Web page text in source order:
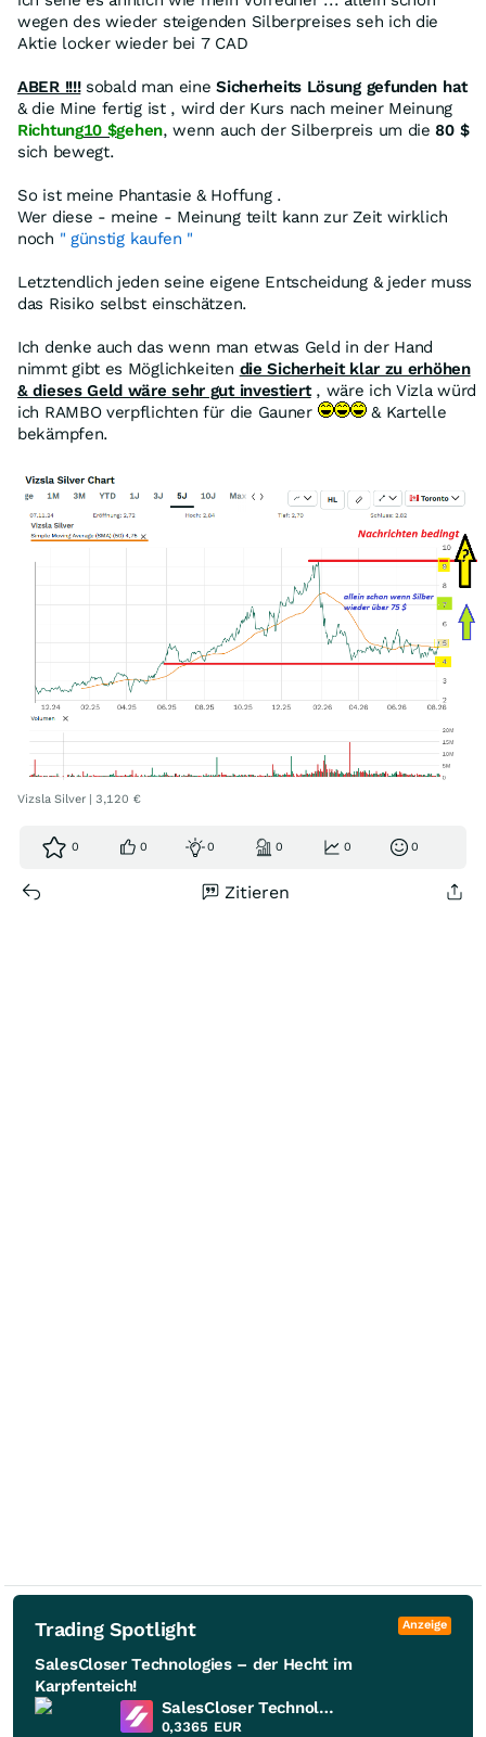
wegen des wieder steigenden Silberpreises seh ich die
Aktie locker wieder bei 7 CAD
ABER !!!!sobald man eineSicherheits Lösung gefunden hat
& die Mine fertig ist , wird der Kurs nach meiner Meinung
Richtung10 $gehen, wenn auch der Silberpreis um die80 $
sich bewegt.
So ist meine Phantasie & Hoffung .
Wer diese - meine - Meinung teilt kann zur Zeit wirklich
noch " günstig kaufen "
Letztendlich jeden seine eigene Entscheidung & jeder muss
das Risiko selbst einschätzen.
Ich denke auch das wenn man etwas Geld in der Hand
nimmt gibt es Möglichkeiten die Sicherheit klar zu erhöhen
& dieses Geld wäre sehr gut investiert, wäre ich Vizla würd
ich RAMBO verpflichten für die Gauner
& Kartelle
bekämpfen.
Vizsla Silver | 3,120 €
0 0 0 0 0 0
Zitieren
Trading Spotlight Anzeige
SalesCloser Technologies – der Hecht im
Karpfenteich!
SalesCloser Technologies
0,3365 EUR